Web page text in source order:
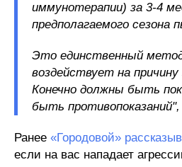
иммунотерапии) за 3-4
предполагаемого сезона
Это единственный
воздействует на причину
Конечно должны быть
быть
Ранее «Городовой»
если на вас нападает